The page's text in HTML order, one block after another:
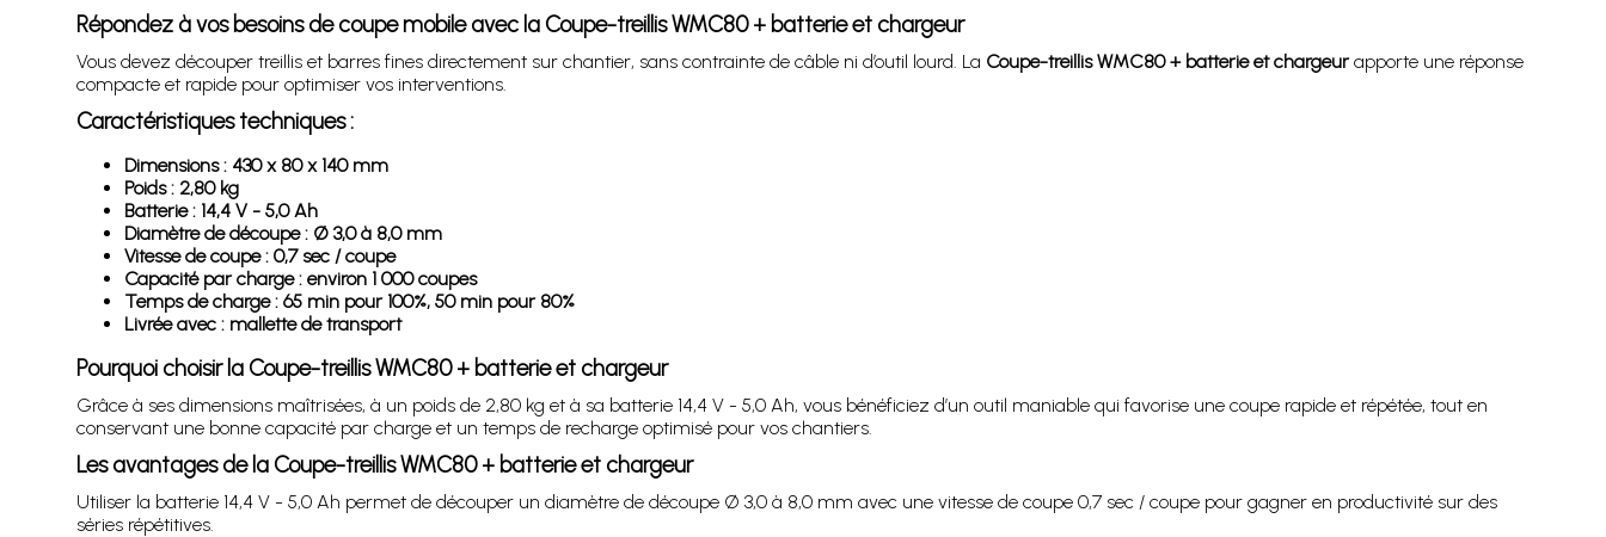
Répondez à vos besoins de coupe mobile avec la Coupe-treillis WMC80 + batterie et chargeur
Vous devez découper treillis et barres fines directement sur chantier, sans contrainte de câble ni d’outil lourd. La Coupe-treillis WMC80 + batterie et chargeurapporte une réponse
compacte et rapide pour optimiser vos interventions.
Caractéristiques techniques :
Dimensions : 430 x 80 x 140 mm
Poids : 2,80 kg
Batterie : 14,4 V - 5,0 Ah
Diamètre de découpe : Ø 3,0 à 8,0 mm
Vitesse de coupe : 0,7 sec / coupe
Capacité par charge : environ 1 000 coupes
Temps de charge : 65 min pour 100%, 50 min pour 80%
Livrée avec : mallette de transport
Pourquoi choisir la Coupe-treillis WMC80 + batterie et chargeur
Grâce à ses dimensions maîtrisées, à un poids de 2,80 kg et à sa batterie 14,4 V - 5,0 Ah, vous bénéficiez d’un outil maniable qui favorise une coupe rapide et répétée, tout en
conservant une bonne capacité par charge et un temps de recharge optimisé pour vos chantiers.
Les avantages de la Coupe-treillis WMC80 + batterie et chargeur
Utiliser la batterie 14,4 V - 5,0 Ah permet de découper un diamètre de découpe Ø 3,0 à 8,0 mm avec une vitesse de coupe 0,7 sec / coupe pour gagner en productivité sur des
séries répétitives.